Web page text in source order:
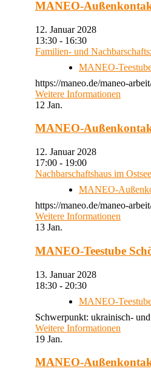
MANEO-
12. Januar 2028
13:30 - 16:30
Familien- und
MANEO-
https://maneo.de/maneo-
Weitere Informationen
12 Jan.
MANEO-
12. Januar 2028
17:00 - 19:00
Nachbarschaftshaus im
MANEO-
https://maneo.de/maneo-
Weitere Informationen
13 Jan.
MANEO-Teestube
13. Januar 2028
18:30 - 20:30
MANEO-
Schwerpunkt: ukrainisch-
Weitere Informationen
19 Jan.
MANEO-